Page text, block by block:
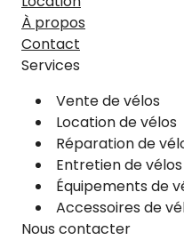
À propos
Contact
Services
Vente de vélos
Location de vélos
Réparation de
Entretien de vélos
Équipements de
Accessoires de
Nous contacter